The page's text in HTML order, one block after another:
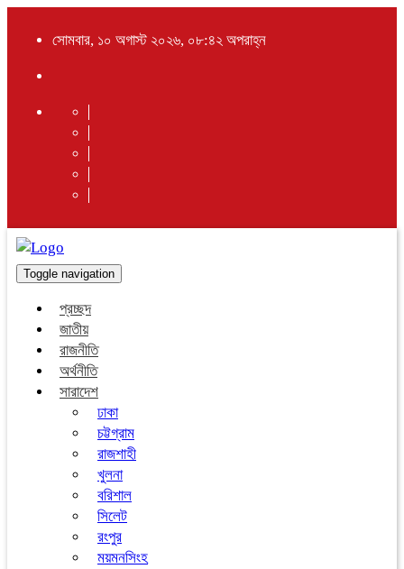
সোমবার, ১০ অগাস্ট ২০২৬, ০৮:৪২ অপরাহ্ন
Toggle navigation
প্রচ্ছদ
জাতীয়
রাজনীতি
অর্থনীতি
সারাদেশ
ঢাকা
চট্টগ্রাম
রাজশাহী
খুলনা
বরিশাল
সিলেট
রংপুর
ময়মনসিংহ